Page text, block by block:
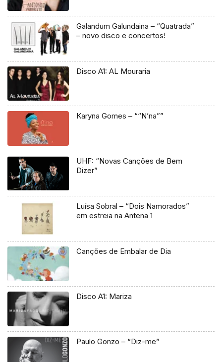
Galandum Galundaina – “Quatrada”
– novo disco e concertos!
Disco A1: AL Mouraria
Karyna Gomes – ““N’na””
UHF: “Novas Canções de Bem
Dizer”
Luísa Sobral – “Dois Namorados”
em estreia na Antena 1
Canções de Embalar de Dia
Disco A1: Mariza
Paulo Gonzo – “Diz-me”